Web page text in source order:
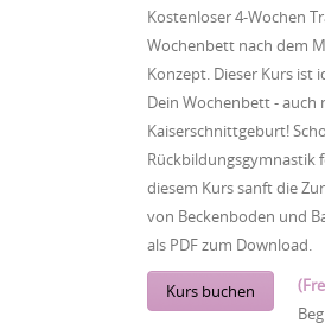
Kostenloser 4-Wochen
Wochenbett nach dem
Konzept. Dieser Kurs ist
Dein Wochenbett - auch
Kaiserschnittgeburt!
Rückbildungsgymnastik
diesem Kurs sanft die
von Beckenboden und
als PDF zum Download.
Kurs buchen